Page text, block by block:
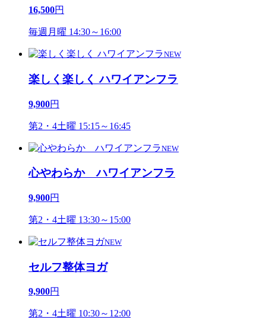
16,500円
毎週月曜 14:30～16:00
NEW
楽しく楽しく ハワイアンフラ
9,900円
第2・4土曜 15:15～16:45
NEW
心やわらか ハワイアンフラ
9,900円
第2・4土曜 13:30～15:00
NEW
セルフ整体ヨガ
9,900円
第2・4土曜 10:30～12:00